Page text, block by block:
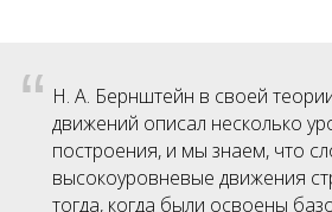
“ Н. А. Бернштейн в своей
движений описал несколько
построения, и мы знаем, что
высокоуровневые движения
тогда, когда были освоены